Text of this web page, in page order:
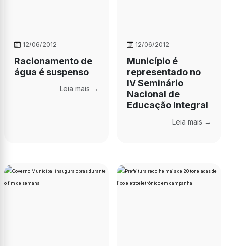
12/06/2012
Racionamento de
água é suspenso
Leia mais →
12/06/2012
Município é
representado no
IV Seminário
Nacional de
Educação Integral
Leia mais →